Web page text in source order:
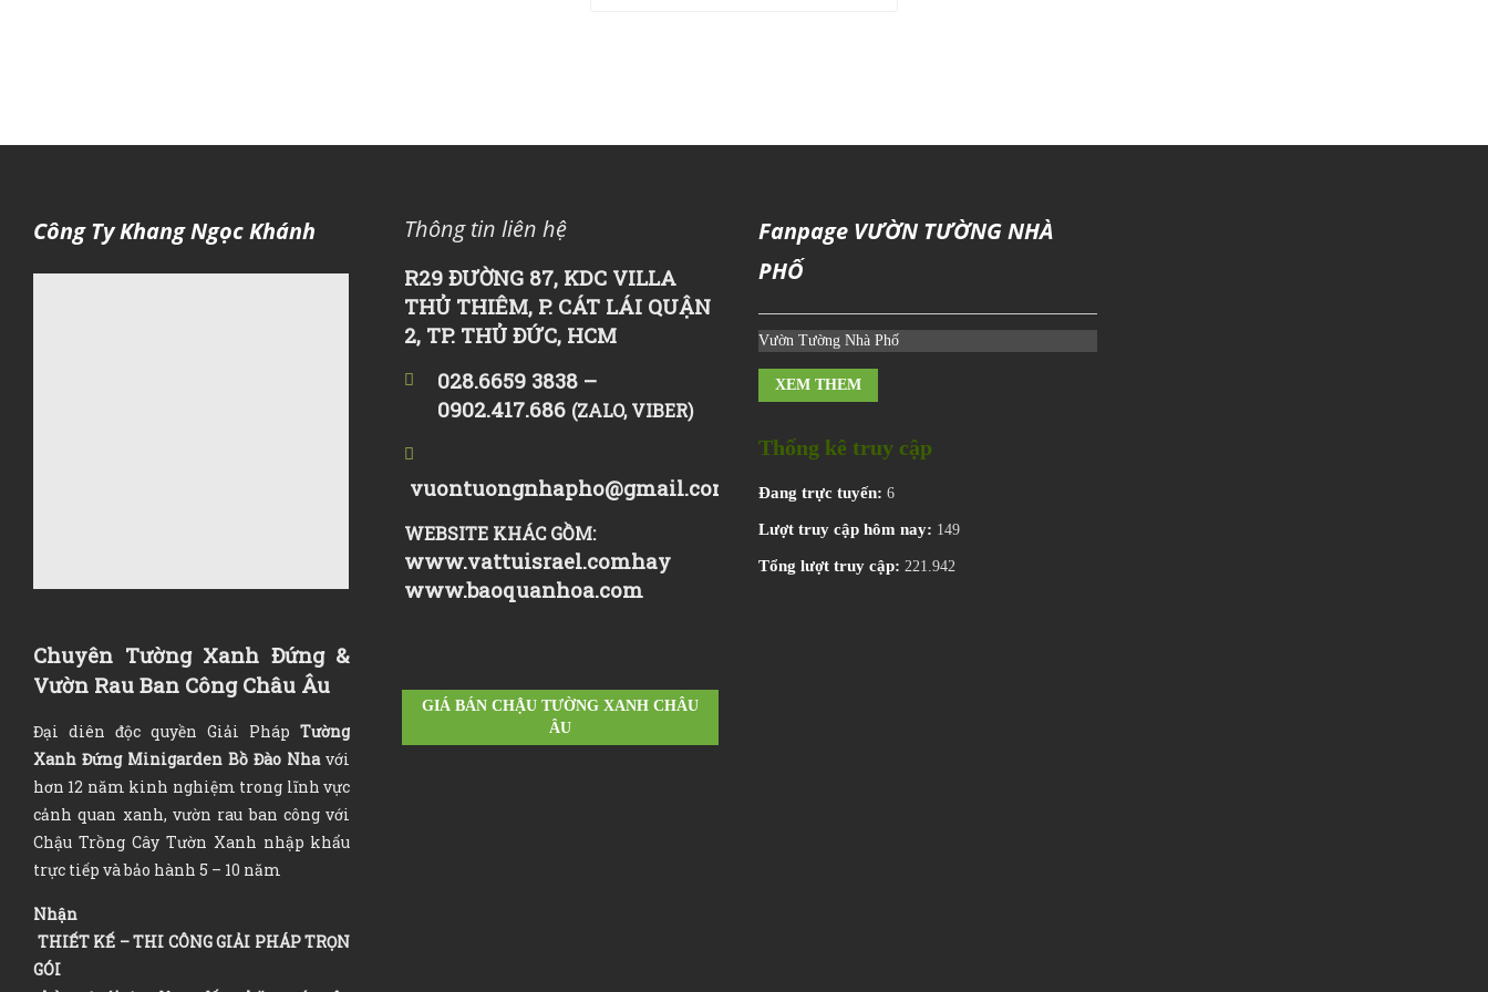
Công Ty Khang Ngọc Khánh
Chuyên Tường Xanh Đứng &
Vườn Rau Ban Công Châu Âu
Đại diên độc quyền Giải PhápTường
Xanh Đứng Minigarden Bồ Đào Nhavới
hơn 12 năm kinh nghiệm trong lĩnh vực
cảnh quan xanh, vườn rau ban công với
Chậu Trồng Cây Tườn Xanh nhập khẩu
trực tiếp và bảo hành 5 – 10 năm
Nhận
THIẾT KẾ – THI CÔNG GIẢI PHÁP TRỌN
GÓI
Thông tin liên hệ
R29 ĐƯỜNG 87, KDC VILLA
THỦ THIÊM, P. CÁT LÁI QUẬN
2, TP. THỦ ĐỨC, HCM
028.6659 3838 –
0902.417.686 (ZALO, VIBER)
vuontuongnhapho@gmail.com
WEBSITE KHÁC GỒM:
www.vattuisrael.comhay
www.baoquanhoa.com
GIÁ BÁN CHẬU TƯỜNG XANH CHÂU
ÂU
Fanpage VƯỜN TƯỜNG NHÀ
PHỐ
Vườn Tường Nhà Phố
XEM THEM
Thống kê truy cập
Đang trực tuyến:6
Lượt truy cập hôm nay: 149
Tổng lượt truy cập: 221.942